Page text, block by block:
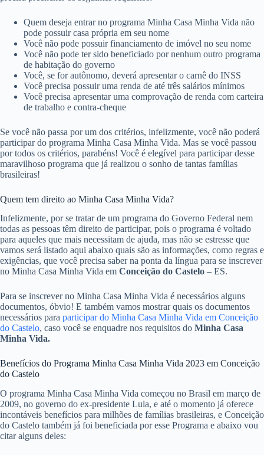
Quem deseja entrar no programa Minha Casa Minha Vida não
pode possuir casa própria em seu nome
Você não pode possuir financiamento de imóvel no seu nome
Você não pode ter sido beneficiado por nenhum outro programa
de habitação do governo
Você, se for autônomo, deverá apresentar o carnê do INSS
Você precisa possuir uma renda de até três salários mínimos
Você precisa apresentar uma comprovação de renda com carteira
de trabalho e contra-cheque
Se você não passa por um dos critérios, infelizmente, você não poderá
participar do programa Minha Casa Minha Vida. Mas se você passou
por todos os critérios, parabéns! Você é elegível para participar desse
maravilhoso programa que já realizou o sonho de tantas famílias
brasileiras!
Quem tem direito ao Minha Casa Minha Vida?
Infelizmente, por se tratar de um programa do Governo Federal nem
todas as pessoas têm direito de participar, pois o programa é voltado
para aqueles que mais necessitam de ajuda, mas não se estresse que
vamos será listado aqui abaixo quais são as informações, como regras e
exigências, que você precisa saber na ponta da língua para se inscrever
no Minha Casa Minha Vida em Conceição do Castelo – ES.
Para se inscrever no Minha Casa Minha Vida é necessários alguns
documentos, óbvio! E também vamos mostrar quais os documentos
necessários para participar do Minha Casa Minha Vida em Conceição
do Castelo, caso você se enquadre nos requisitos do Minha Casa
Minha Vida.
Benefícios do Programa Minha Casa Minha Vida 2023 em Conceição
do Castelo
O programa Minha Casa Minha Vida começou no Brasil em março de
2009, no governo do ex-presidente Lula, e até o momento já oferece
incontáveis benefícios para milhões de famílias brasileiras, e Conceição
do Castelo também já foi beneficiada por esse Programa e abaixo vou
citar alguns deles: